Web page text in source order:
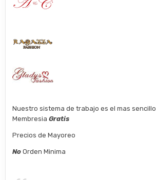
Nuestro sistema de trabajo es el mas sencillo
MembresiaGratis
Precios de Mayoreo
No Orden Minima